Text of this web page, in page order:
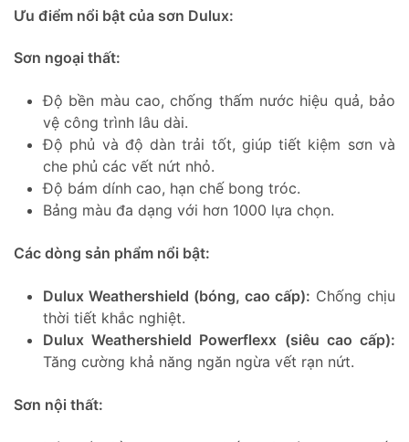
Ưu điểm nổi bật của sơn Dulux:
Sơn ngoại thất:
Độ bền màu cao, chống thấm nước hiệu quả, bảo
vệ công trình lâu dài.
Độ phủ và độ dàn trải tốt, giúp tiết kiệm sơn và
che phủ các vết nứt nhỏ.
Độ bám dính cao, hạn chế bong tróc.
Bảng màu đa dạng với hơn 1000 lựa chọn.
Các dòng sản phẩm nổi bật:
Dulux Weathershield (bóng, cao cấp): Chống chịu
thời tiết khắc nghiệt.
Dulux Weathershield Powerflexx (siêu cao cấp):
Tăng cường khả năng ngăn ngừa vết rạn nứt.
Sơn nội thất: